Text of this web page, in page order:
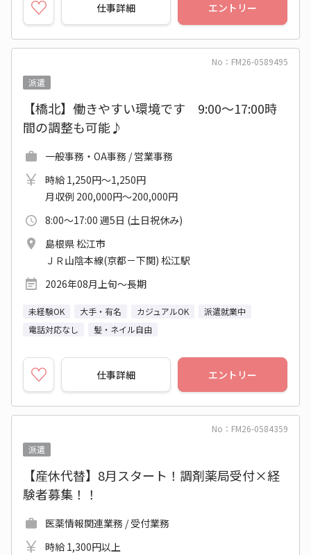
仕事詳細 エントリー
No：FM26-0589495
派遣
【橋北】働きやすい環境です 9:00～17:00時
間の調整も可能♪
一般事務・OA事務 / 営業事務
時給 1,250円～1,250円
月収例 200,000円～200,000円
8:00～17:00 週5日 (土日祝休み)
島根県 松江市
ＪＲ山陰本線(京都－下関) 松江駅
2026年08月上旬～長期
未経験OK 大手・有名 カジュアルOK
派遣就業中
電話対応なし
髪・ネイル自由
仕事詳細 エントリー
No：FM26-0584359
派遣
【産休代替】8月スタート！調剤薬局受付×経
験者募集！！
医薬情報関連業務 / 受付業務
時給 1,300円以上